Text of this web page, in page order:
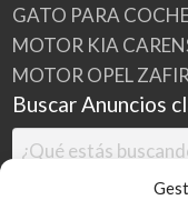
GATO PARA
MOTOR KIA
MOTOR OPEL
Buscar Anuncios